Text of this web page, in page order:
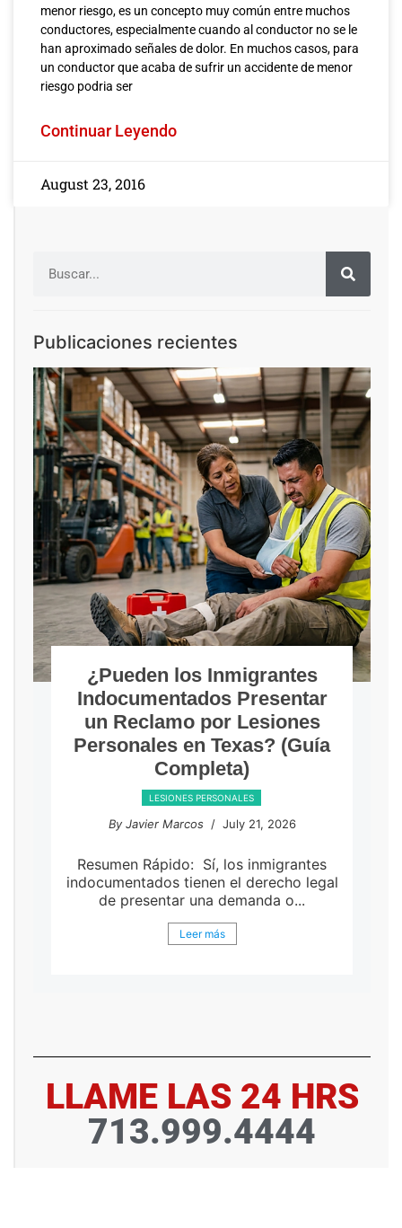
menor riesgo, es un concepto muy común entre muchos
conductores, especialmente cuando al conductor no se le
han aproximado señales de dolor. En muchos casos, para
un conductor que acaba de sufrir un accidente de menor
riesgo podria ser
Continuar Leyendo
August 23, 2016
Publicaciones recientes
¿Pueden los Inmigrantes
Indocumentados Presentar
un Reclamo por Lesiones
Personales en Texas? (Guía
Completa)
LESIONES PERSONALES
By Javier Marcos/ July 21, 2026
Resumen Rápido: Sí, los inmigrantes
indocumentados tienen el derecho legal
de presentar una demanda o...
Leer más
LLAME LAS 24 HRS
713.999.4444